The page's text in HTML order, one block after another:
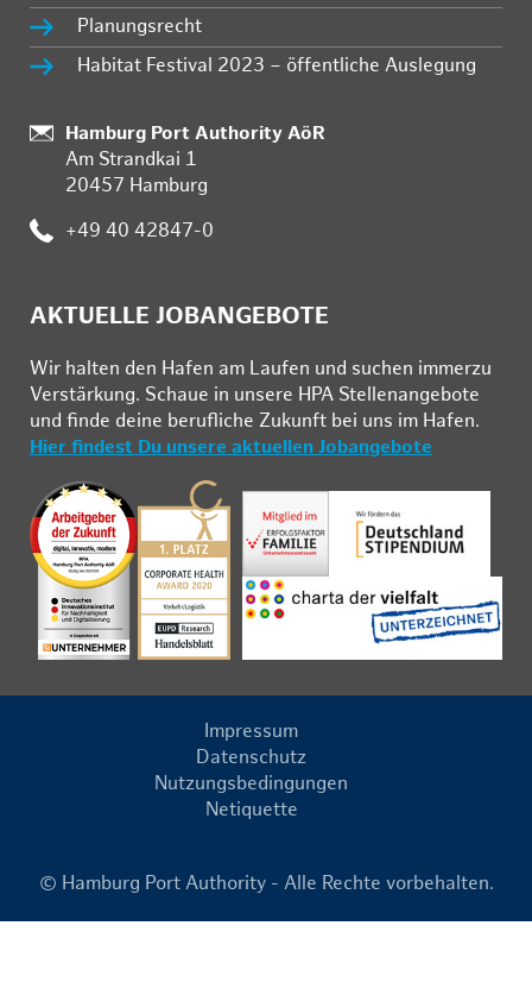
Planungsrecht
Habitat Festival 2023 – öffentliche Auslegung
Standort:
Hamburg Port Authority AöR
Am Strandkai 1
20457 Hamburg
Telefon:
+49 40 42847-0
AKTUELLE JOBANGEBOTE
Wir hal­ten den Ha­fen am Lau­fen und su­chen im­mer­zu
Ver­stär­kung. Schau­e in un­se­re HPA Stel­len­an­ge­bo­te
und fin­de deine be­ruf­li­che Zu­kunft bei uns im Ha­fen.
Hier findest Du unsere aktuellen Jobangebote
Impressum
Datenschutz
Nutzungsbedingungen
Netiquette
© Hamburg Port Authority - Alle Rechte vorbehalten.